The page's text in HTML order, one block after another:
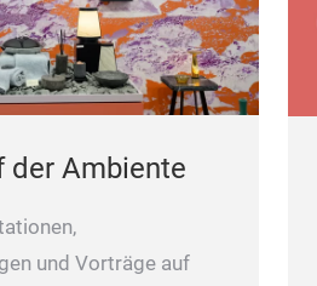
der Ambiente
und Vorträge auf